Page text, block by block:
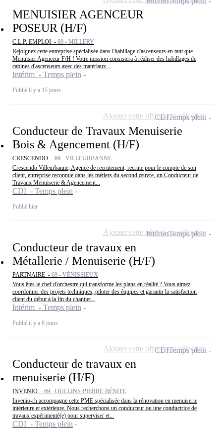
MENUISIER AGENCEUR
POSEUR (H/F)
C.L.P. EMPLOI - 69 - MILLERY
Rejoignez cette entreprise spécialisée dans l'habillage d'ascenseurs en tant que
Menuisier Agenceur F/H ! Votre mission consistera à réaliser des habillages de
cabines d'ascenseurs avec des matériaux...
Intérim - Temps plein
Publié il y a 15 jours
Conducteur de Travaux Menuiserie
Bois & Agencement (H/F)
CRESCENDO - 69 - VILLEURBANNE
Crescendo Villeurbanne, Agence de recrutement, recrute pour le compte de son
client, entreprise reconnue dans les métiers du second œuvre, un Conducteur de
Travaux Menuiserie & Agencement...
CDI - Temps plein
Publié hier
CDITemps plein
Ajouter cette offre à ma sélection
Conducteur de travaux en
Métallerie / Menuiserie (H/F)
PARTNAIRE - 69 - VÉNISSIEUX
Vous êtes le chef d'orchestre qui transforme les plans en réalité ? Vous aimez
coordonner des projets techniques, piloter des équipes et garantir la satisfaction
client du début à la fin du chantier...
Intérim - Temps plein
Publié il y a 8 jours
IntérimTemps plein
Ajouter cette offre à ma sélection
Conducteur de travaux en
menuiserie (H/F)
INVENIO - 69 - OULLINS-PIERRE-BÉNITE
Invenio-rh accompagne cette PME spécialisée dans la rénovation en menuiserie
intérieure et extérieure. Nous recherchons un conducteur ou une conductrice de
travaux expérimenté(e) pour superviser et...
CDI - Temps plein
CDITemps plein
Ajouter cette offre à ma sélection